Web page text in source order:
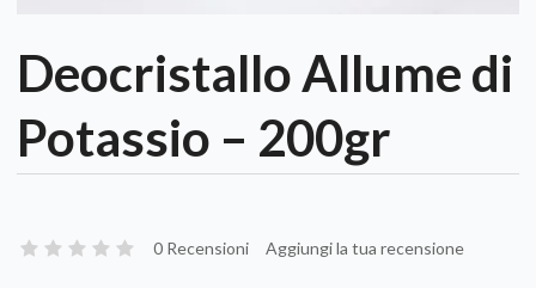
Deocristallo Allume di
Potassio – 200gr
0 Recensioni Aggiungi la tua recensione